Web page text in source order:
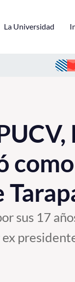
La Universidad
sus 17